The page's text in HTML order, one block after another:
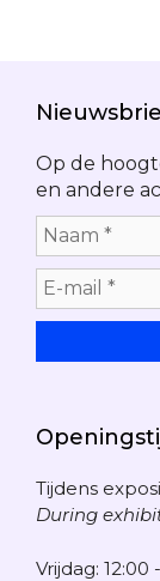
Op de
en andere
Tijdens
During
Vrijdag: 12:00